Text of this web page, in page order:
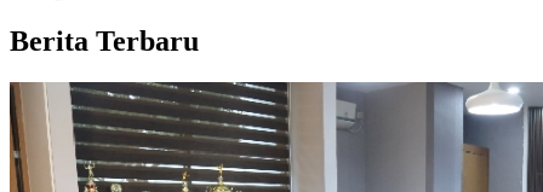
Berita Terbaru